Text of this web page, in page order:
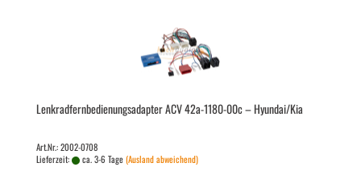
Lenk­rad­fern­be­die­nungs­ad­ap­ter ACV 42a-​1180-​00c – Hyundai/Kia
Art.Nr.: 2002-0708
Lieferzeit:
ca. 3-6 Tage(Ausland abweichend)